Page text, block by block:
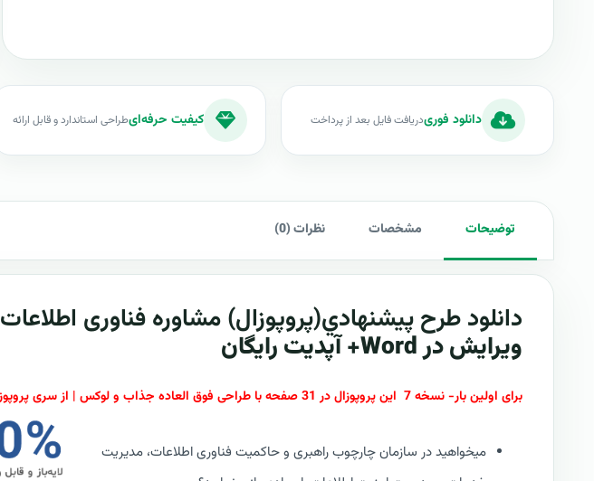
دانلود فوریدریافت فایل بعد از پرداخت کیفیت حرفه‌ایطراحی استاندارد و قابل ارائه
توضیحات مشخصات نظرات (0)
دانلود طرح پيشنهادي(پروپوزال)مشاوره فناوری اطلاعات
ویرایش در Word+ آپدیت رایگان
برای اولین بار- نسخه 7 این پروپوزال در 31 صفحه با طراحی فوق العاده جذاب و لوکس | از سری پروپوزال های جدید کازیو : RFP V7
میخواهید در سازمان چارچوب راهبری و حاکمیت فناوری اطلاعات، مدیریت